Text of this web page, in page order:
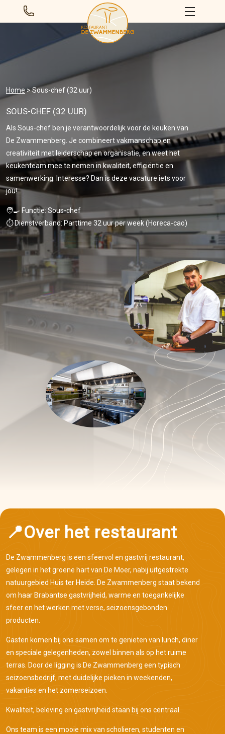
Home>Sous-chef (32 uur)
SOUS-CHEF (32 UUR)
Als Sous-chef ben je verantwoordelijk voor de keuken van
De Zwammenberg. Je combineert vakmanschap en
creativiteit met leiderschap en organisatie, en weet het
keukenteam mee te nemen in kwaliteit, efficiëntie en
samenwerking. Interesse? Dan is deze vacature iets voor
jou!
🧑‍🍳 Functie: Sous-chef
⏱️ Dienstverband: Parttime 32 uur per week (Horeca-cao)
📍Over het restaurant
De Zwammenberg is een sfeervol en gastvrij restaurant,
gelegen in het groene hart van De Moer, nabij uitgestrekte
natuurgebied Huis ter Heide. De Zwammenberg staat bekend
om haar Brabantse gastvrijheid, warme en toegankelijke
sfeer en het werken met verse, seizoensgebonden
producten.
Gasten komen bij ons samen om te genieten van lunch, diner
en speciale gelegenheden, zowel binnen als op het ruime
terras. Door de ligging is De Zwammenberg een typisch
seizoensbedrijf, met duidelijke pieken in weekenden,
vakanties en het zomerseizoen.
Kwaliteit, beleving en gastvrijheid staan bij ons centraal.
Ons team is een mooie mix van scholieren, studenten en